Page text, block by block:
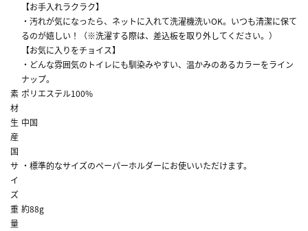
【お手入れラクラク】
・汚れが気になったら、ネットに入れて洗濯機洗いOK。いつも清潔に保て
るのが嬉しい！（※洗濯する際は、差込板を取り外してください。）
【お気に入りをチョイス】
・どんな雰囲気のトイレにも馴染みやすい、温かみのあるカラーをライン
ナップ。
素
材
ポリエステル100%
生
産
国
中国
サ
イ
ズ
・標準的なサイズのペーパーホルダーにお使いいただけます。
重
量
約88g